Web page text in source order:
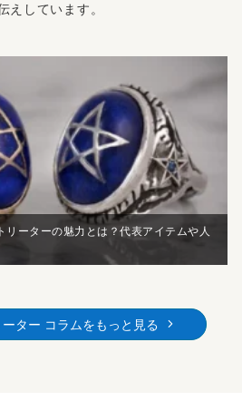
えしています。
リーターの魅力とは？代表アイテムや人
ター コラムをもっと見る